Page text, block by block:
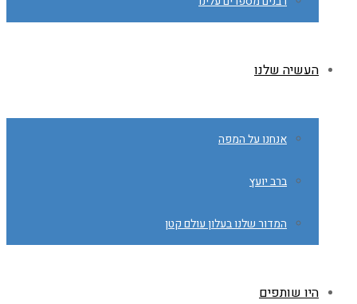
העשיה שלנו
אנחנו על המפה
ברב יועץ
המדור שלנו בעלון עולם קטן
היו שותפים